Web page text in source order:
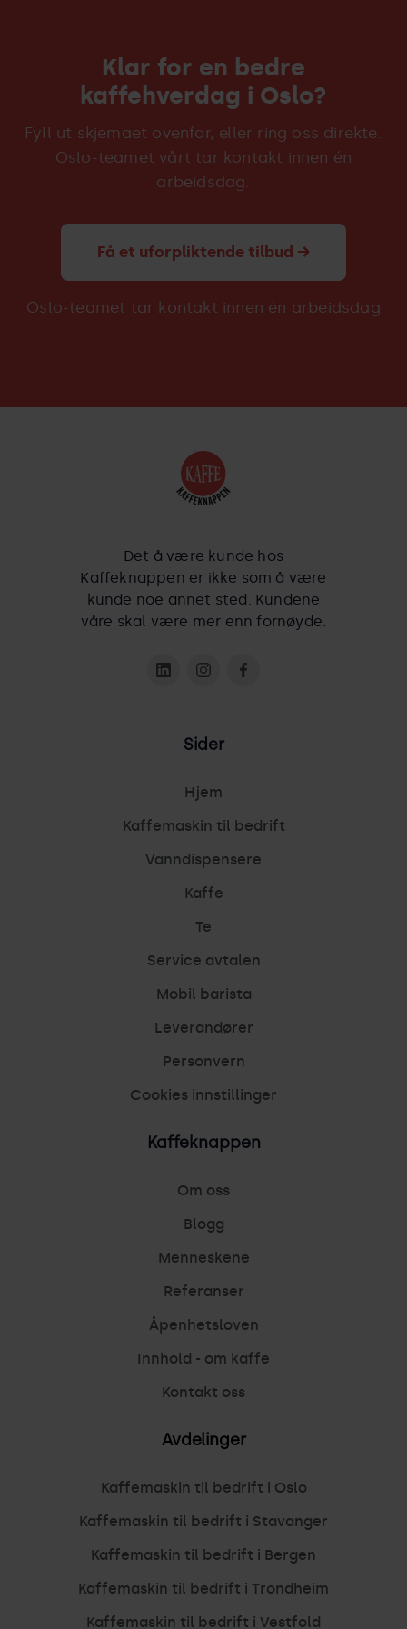
Klar for en bedre
kaffehverdag i Oslo?
Fyll ut skjemaet ovenfor, eller ring oss direkte.
Oslo-teamet vårt tar kontakt innen én
arbeidsdag.
Få et uforpliktende tilbud →
Oslo-teamet tar kontakt innen én arbeidsdag
Det å være kunde hos
Kaffeknappen er ikke som å være
kunde noe annet sted. Kundene
våre skal være mer enn fornøyde.
Sider
Hjem
Kaffemaskin til bedrift
Vanndispensere
Kaffe
Te
Service avtalen
Mobil barista
Leverandører
Personvern
Cookies innstillinger
Kaffeknappen
Om oss
Blogg
Menneskene
Referanser
Åpenhetsloven
Innhold - om kaffe
Kontakt oss
Avdelinger
Kaffemaskin til bedrift i Oslo
Kaffemaskin til bedrift i Stavanger
Kaffemaskin til bedrift i Bergen
Kaffemaskin til bedrift i Trondheim
Kaffemaskin til bedrift i Vestfold